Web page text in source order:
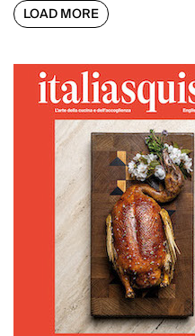
LOAD MORE